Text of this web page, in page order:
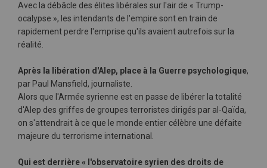
Avec la débâcle des élites libérales sur l'air de « Trump-
ocalypse », les intendants de l'empire sont en train de
rapidement perdre l'emprise qu'ils avaient autrefois sur la
réalité.
Après la libération d'Alep, place à la Guerre psychologique,
par Paul Mansfield, journaliste.
Alors que l'Armée syrienne est en passe de libérer la totalité
d'Alep des griffes de groupes terroristes dirigés par al-Qaïda,
on s'attendrait à ce que le monde entier célèbre une défaite
majeure du terrorisme international.
Qui est derrière « l'observatoire syrien des droits de